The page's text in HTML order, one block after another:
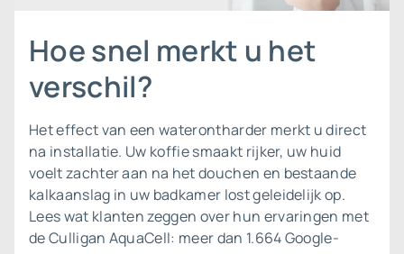
Hoe snel merkt u het
verschil?
Het effect van een waterontharder merkt u direct
na installatie. Uw koffie smaakt rijker, uw huid
voelt zachter aan na het douchen en bestaande
kalkaanslag in uw badkamer lost geleidelijk op.
Lees wat klanten zeggen overhun ervaringen met
de Culligan AquaCell: meer dan 1.664 Google-